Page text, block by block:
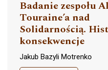
Badanie zespołu
Touraine’a nad
Solidarnością.
konsekwencje
Jakub Bazyli Motrenko